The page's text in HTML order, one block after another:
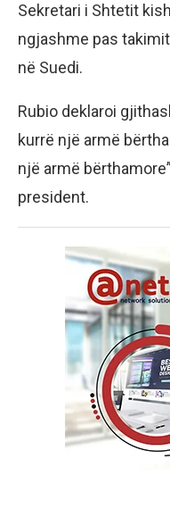
Sekretari i Shtetit
ngjashme pas
në Suedi.
Rubio deklaroi
kurrë një armë
një armë
president.